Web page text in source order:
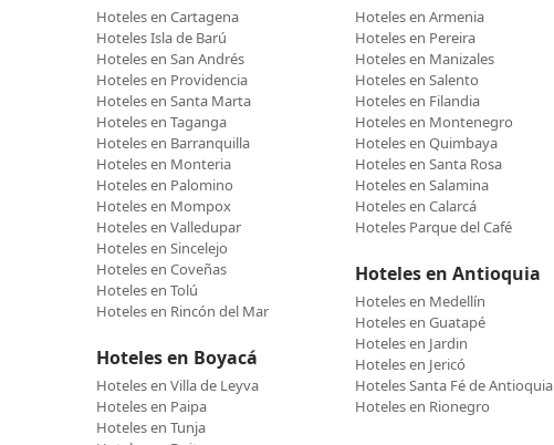
Hoteles en Cartagena
Hoteles Isla de Barú
Hoteles en San Andrés
Hoteles en Providencia
Hoteles en Santa Marta
Hoteles en Taganga
Hoteles en Barranquilla
Hoteles en Monteria
Hoteles en Palomino
Hoteles en Mompox
Hoteles en Valledupar
Hoteles en Sincelejo
Hoteles en Coveñas
Hoteles en Tolú
Hoteles en Rincón del Mar
Hoteles en Boyacá
Hoteles en Villa de Leyva
Hoteles en Paipa
Hoteles en Tunja
Hoteles en Armenia
Hoteles en Pereira
Hoteles en Manizales
Hoteles en Salento
Hoteles en Filandia
Hoteles en Montenegro
Hoteles en Quimbaya
Hoteles en Santa Rosa
Hoteles en Salamina
Hoteles en Calarcá
Hoteles Parque del Café
Hoteles en Antioquia
Hoteles en Medellín
Hoteles en Guatapé
Hoteles en Jardin
Hoteles en Jericó
Hoteles Santa Fé de Antioquia
Hoteles en Rionegro